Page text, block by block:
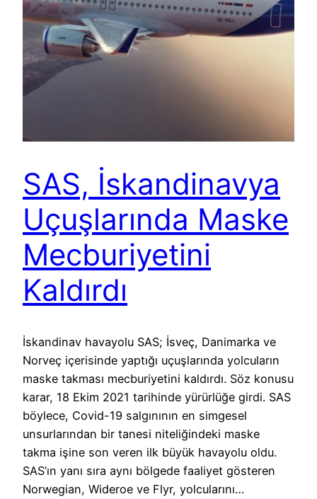
SAS, İskandinavya
Uçuşlarında Maske
Mecburiyetini
Kaldırdı
İskandinav havayolu SAS; İsveç, Danimarka ve
Norveç içerisinde yaptığı uçuşlarında yolcuların
maske takması mecburiyetini kaldırdı. Söz konusu
karar, 18 Ekim 2021 tarihinde yürürlüğe girdi. SAS
böylece, Covid-19 salgınının en simgesel
unsurlarından bir tanesi niteliğindeki maske
takma işine son veren ilk büyük havayolu oldu.
SAS’ın yanı sıra aynı bölgede faaliyet gösteren
Norwegian, Wideroe ve Flyr, yolcularını…